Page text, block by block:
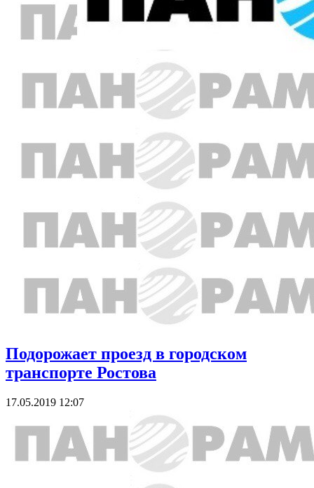
Подорожает проезд в городском
транспорте Ростова
17.05.2019 12:07